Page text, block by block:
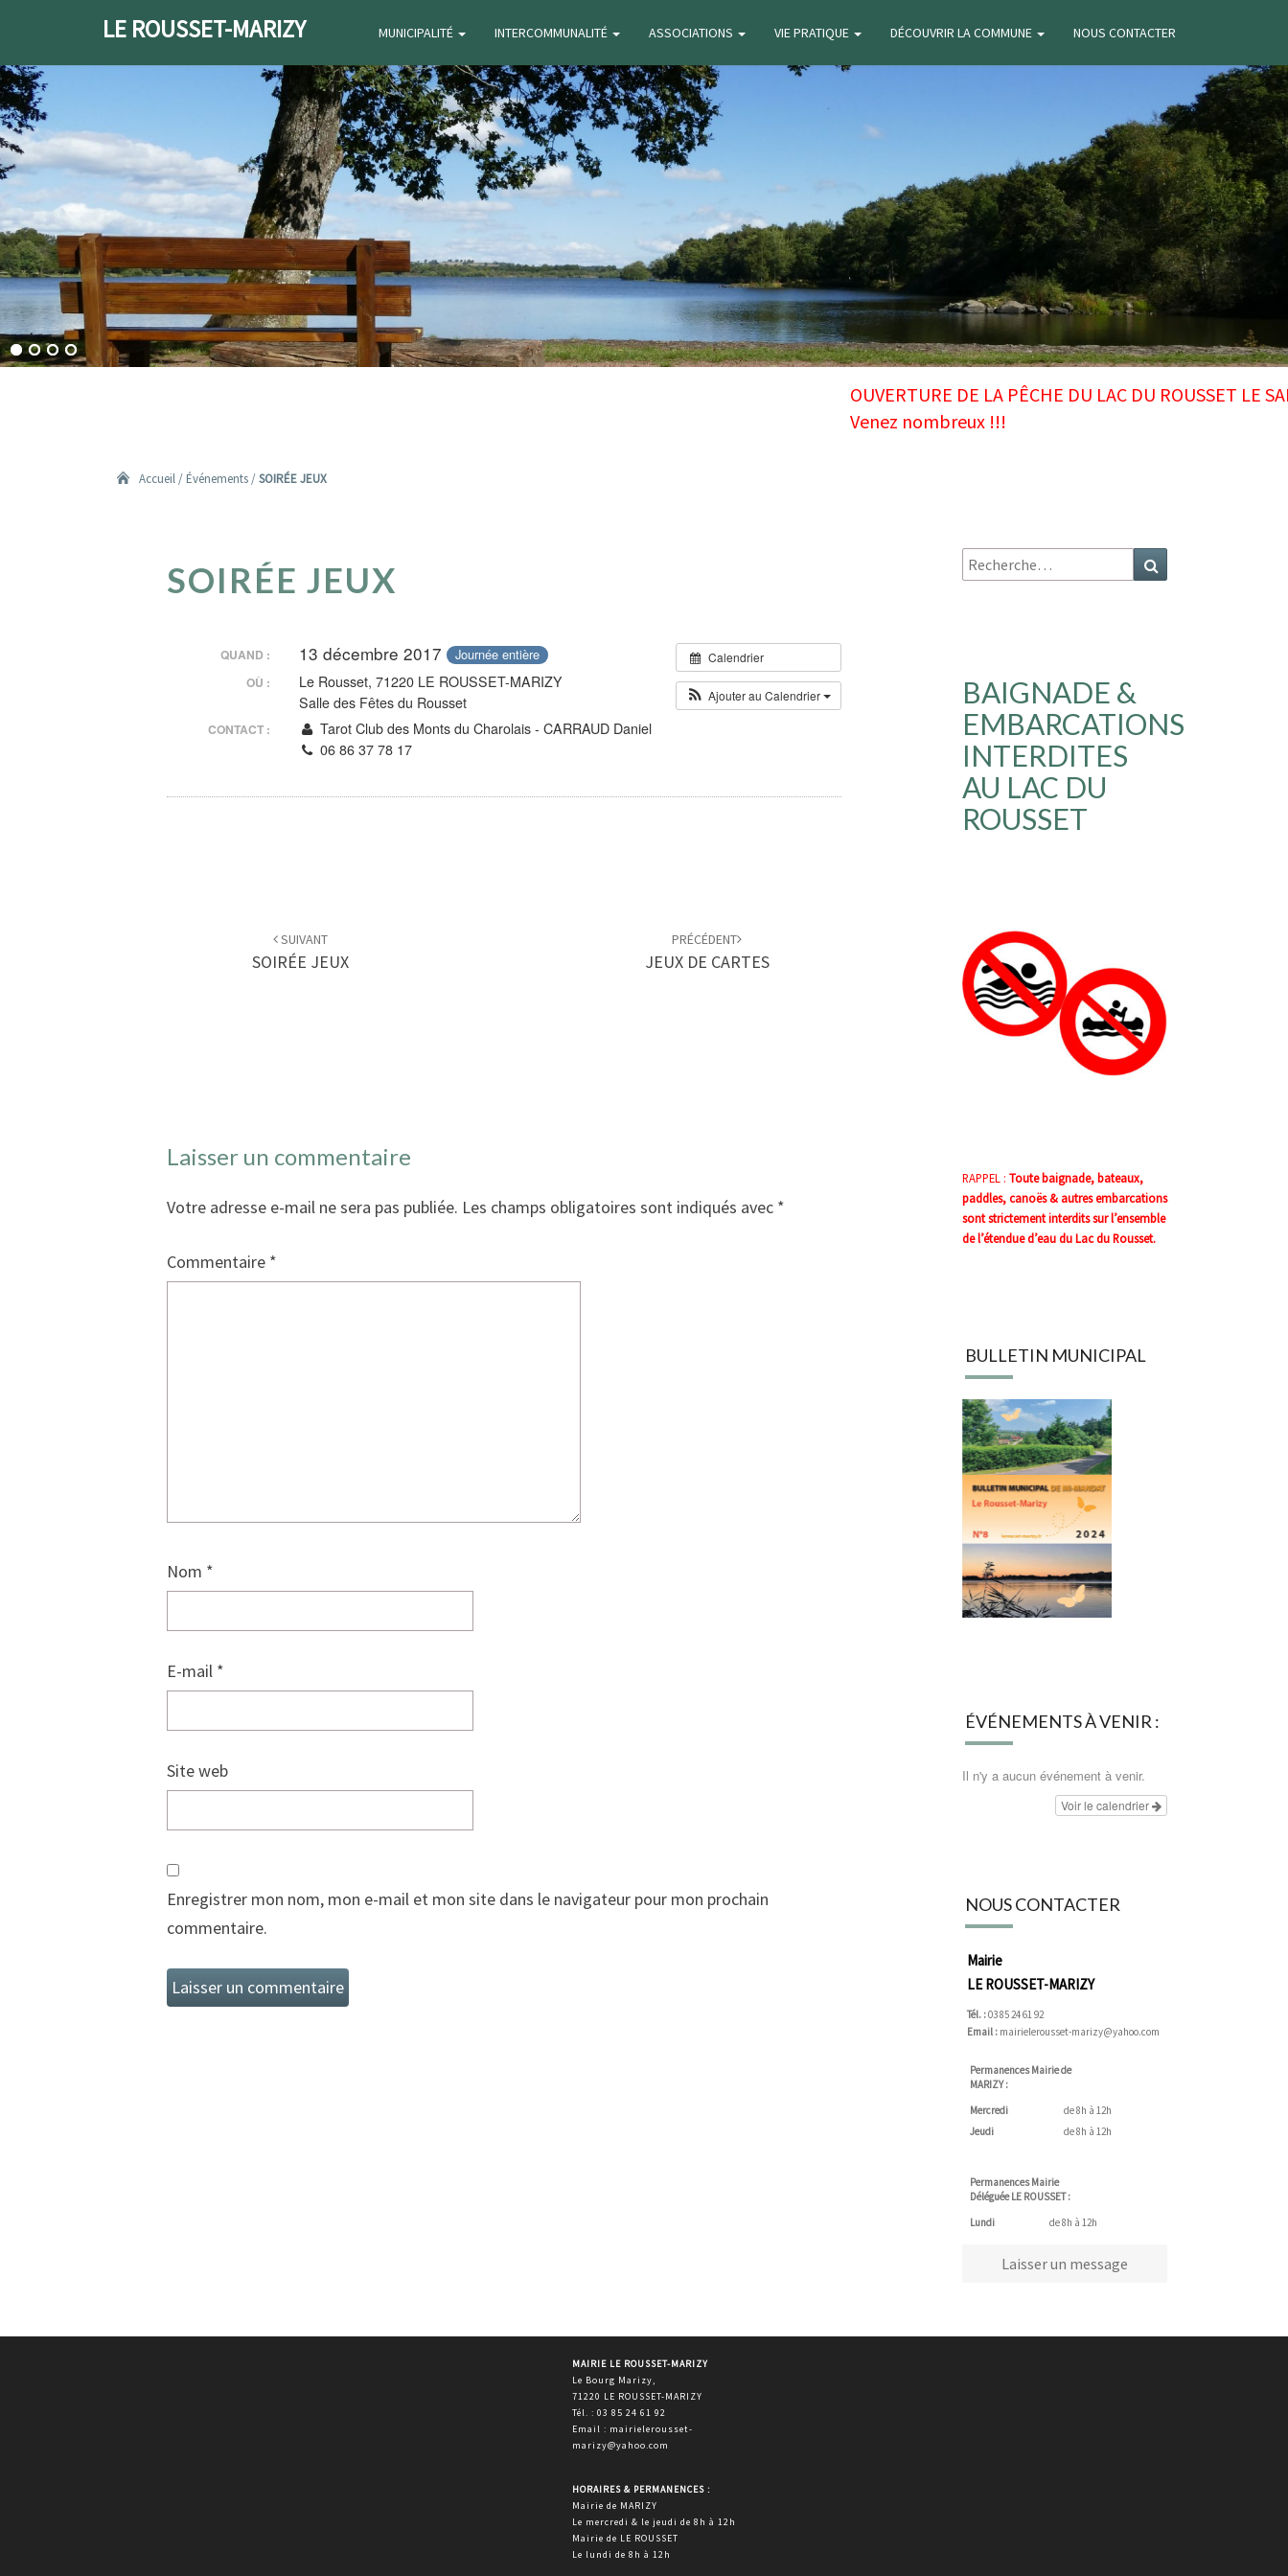
LE ROUSSET-MARIZY MUNICIPALITÉ INTERCOMMUNALITÉ ASSOCIATIONS VIE PRATIQUE DÉCOUVRIR LA COMMUNE NOUS CONTACTER
Accueil/ Événements/SOIRÉE JEUX
JEUX
SOIRÉE JEUX
Calendrier
Ajouter au Calendrier
QUAND : 13 décembre 2017 Journée entière
OÙ :
Le Rousset, 71220 LE ROUSSET-MARIZY
Salle des Fêtes du Rousset
CONTACT :
Tarot Club des Monts du Charolais - CARRAUD Daniel
06 86 37 78 17
SUIVANT
SOIRÉE JEUX
PRÉCÉDENT
JEUX DE CARTES
Laisser un commentaire
Votre adresse e-mail ne sera pas publiée. Les champs obligatoires sont indiqués avec *
Commentaire *
Nom *
E-mail *
Site web
Enregistrer mon nom, mon e-mail et mon site dans le navigateur pour mon prochain
commentaire.
Recherche
:
BAIGNADE &
EMBARCATIONS
INTERDITES
AU LAC DU
ROUSSET
RAPPEL : Toute baignade, bateaux,
paddles, canoës & autres embarcations
sont strictement interdits sur l’ensemble
de l’étendue d’eau du Lac du Rousset.
BULLETIN MUNICIPAL
ÉVÉNEMENTS À VENIR :
Il n'y a aucun événement à venir.
Voir le calendrier
NOUS CONTACTER
Mairie
LE ROUSSET-MARIZY
Tél. :03 85 24 61 92
Email : mairielerousset-marizy@yahoo.com
Permanences Mairie de
MARIZY :
Mercredi
de 8h à 12h
Jeudi
de 8h à 12h
Permanences Mairie
Déléguée LE ROUSSET :
Lundi
de 8h à 12h
Laisser un message
MAIRIE LE ROUSSET-MARIZY
Le Bourg Marizy,
71220 LE ROUSSET-MARIZY
Tél. : 03 85 24 61 92
Email : mairielerousset-
marizy@yahoo.com
HORAIRES & PERMANENCES :
Mairie de MARIZY
Le mercredi & le jeudi de 8h à 12h
Mairie de LE ROUSSET
Le lundi de 8h à 12h